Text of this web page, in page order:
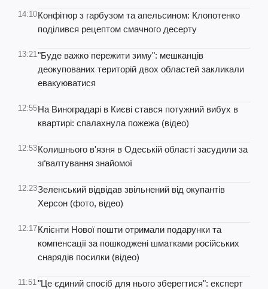
14:10Конфітюр з гарбузом та апельсином: Клопотенко
поділився рецептом смачного десерту
13:21"Буде важко пережити зиму": мешканців
деокупованих територій двох областей закликали
евакуюватися
12:55На Виноградарі в Києві стався потужний вибух в
квартирі: спалахнула пожежа (відео)
12:53Колишнього в'язня в Одеській області засудили за
зґвалтування знайомої
12:23Зеленський відвідав звільнений від окупантів
Херсон (фото, відео)
12:17Клієнти Нової пошти отримали подарунки та
компенсації за пошкоджені шматками російських
снарядів посилки (відео)
11:51"Це єдиний спосіб для нього зберегтися": експерт